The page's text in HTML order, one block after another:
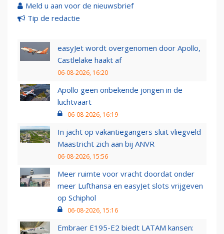
Meld u aan voor de nieuwsbrief
Tip de redactie
easyJet wordt overgenomen door Apollo,
Castlelake haakt af
06-08-2026, 16:20
Apollo geen onbekende jongen in de
luchtvaart
06-08-2026, 16:19
In jacht op vakantiegangers sluit vliegveld
Maastricht zich aan bij ANVR
06-08-2026, 15:56
Meer ruimte voor vracht doordat onder
meer Lufthansa en easyJet slots vrijgeven
op Schiphol
06-08-2026, 15:16
Embraer E195-E2 biedt LATAM kansen: